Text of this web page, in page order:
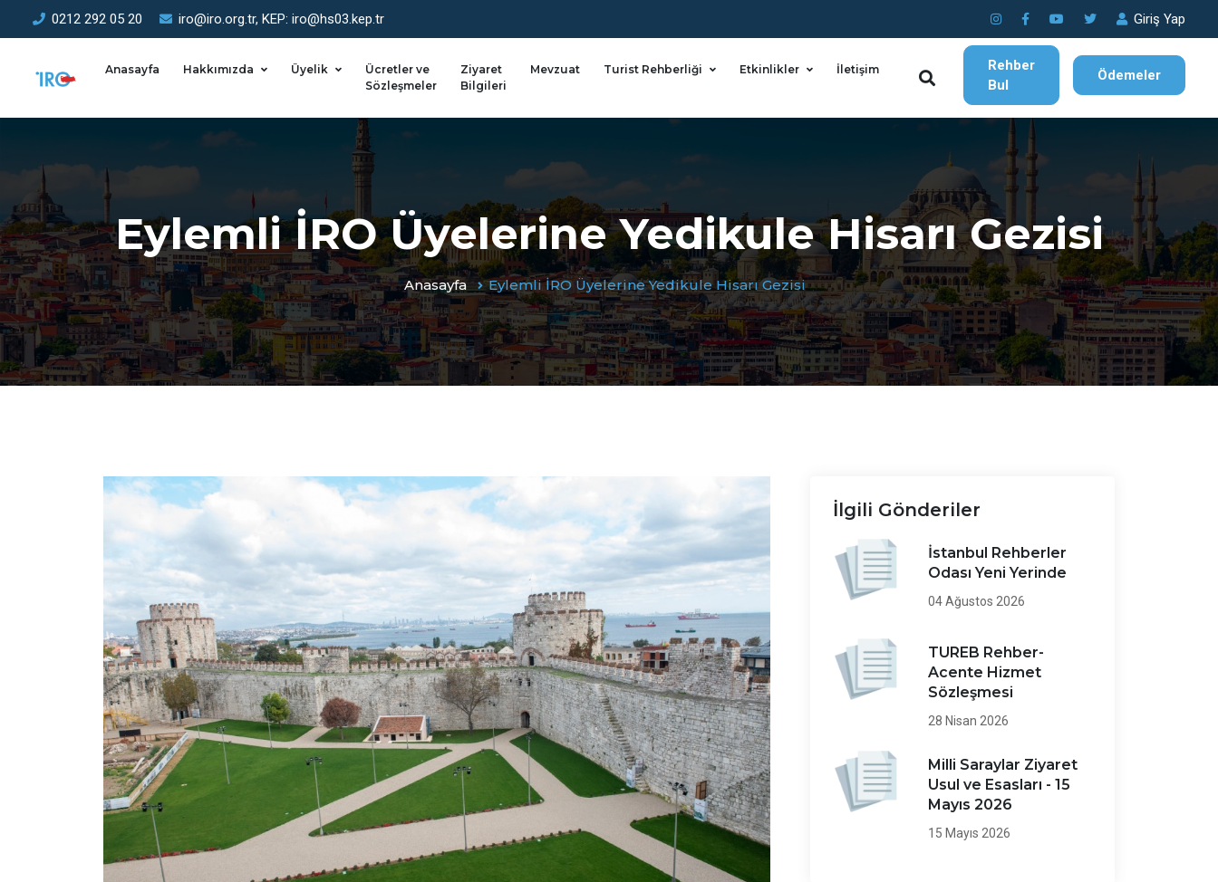
0212 292 05 20 iro@iro.org.tr, KEP: iro@hs03.kep.tr Giriş Yap
Anasayfa Hakkımızda Üyelik
Ücretler ve
Sözleşmeler
Ziyaret
Bilgileri
Mevzuat Turist Rehberliği Etkinlikler İletişim
Rehber
Bul
Ödemeler
Eylemli İRO Üyelerine Yedikule Hisarı Gezisi
Anasayfa Eylemli İRO Üyelerine Yedikule Hisarı Gezisi
İlgili Gönderiler
İstanbul Rehberler
Odası Yeni Yerinde
04 Ağustos 2026
TUREB Rehber-
Acente Hizmet
Sözleşmesi
28 Nisan 2026
Milli Saraylar Ziyaret
Usul ve Esasları - 15
Mayıs 2026
15 Mayıs 2026